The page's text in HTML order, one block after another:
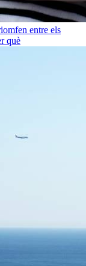
entre els
què